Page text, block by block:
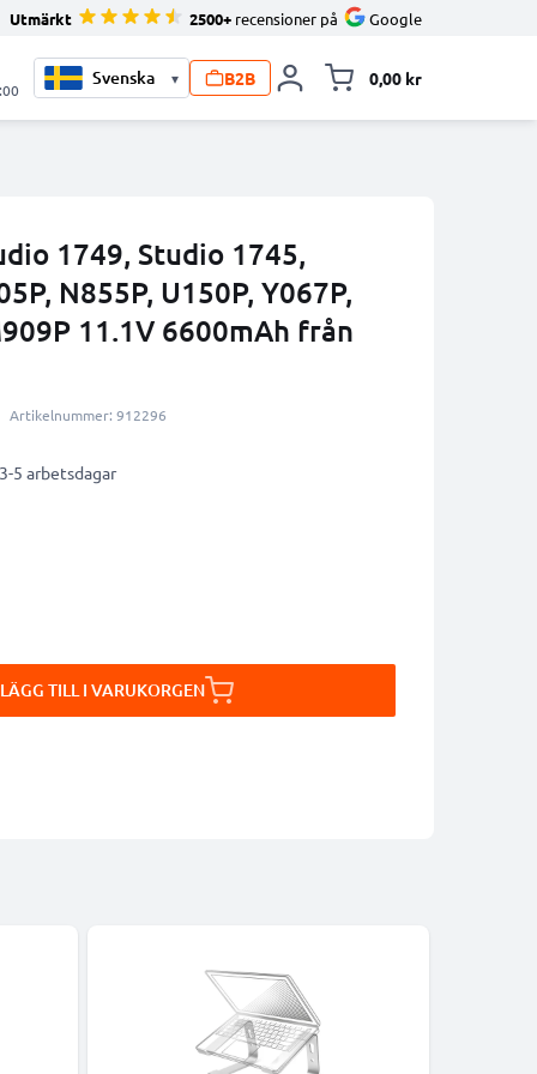
Utmärkt 2500+ recensioner på Google
▾ B2B 0,00 kr
1749, Studio 1745,
N855P, U150P, Y067P,
11.1V 6600mAh från
Artikelnummer: 912296
5 arbetsdagar
LÄGG TILL I VARUKORGEN